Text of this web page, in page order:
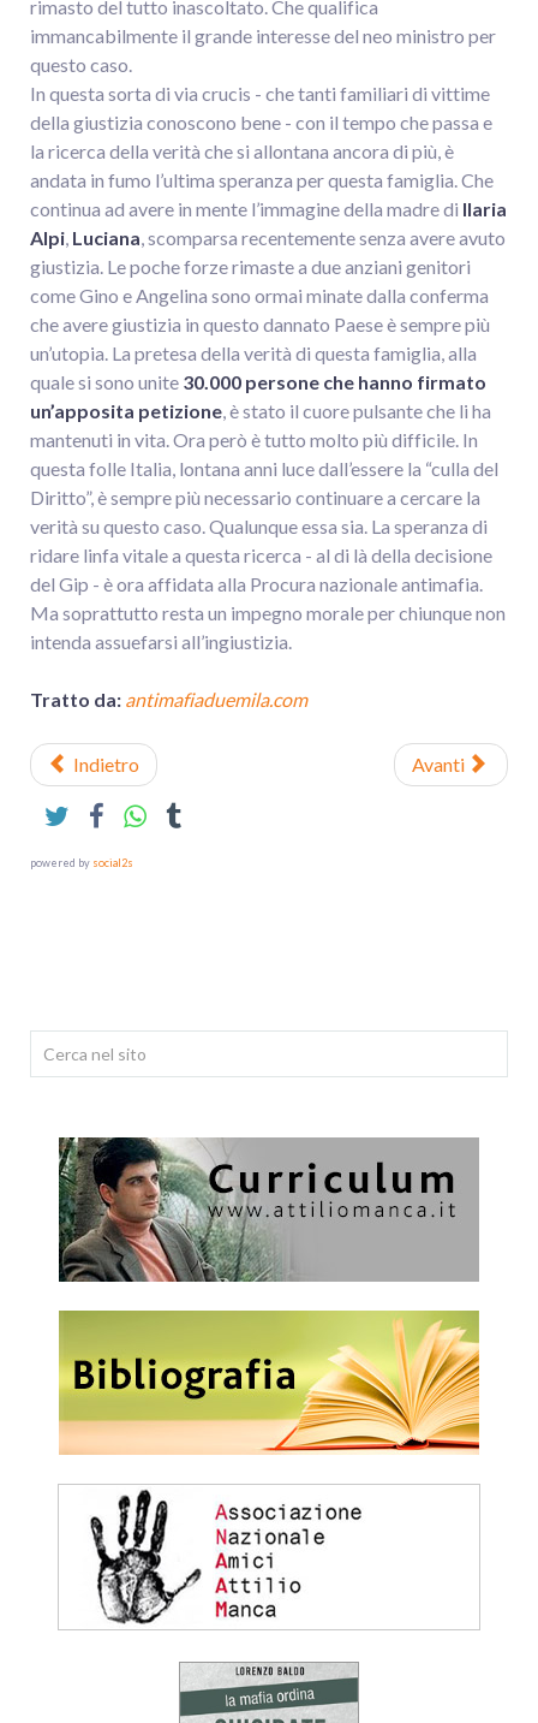
rimasto del tutto inascoltato. Che qualifica
immancabilmente il grande interesse del neo ministro per
questo caso.
In questa sorta di via crucis - che tanti familiari di vittime
della giustizia conoscono bene - con il tempo che passa e
la ricerca della verità che si allontana ancora di più, è
andata in fumo l’ultima speranza per questa famiglia. Che
continua ad avere in mente l’immagine della madre di Ilaria
Alpi, Luciana, scomparsa recentemente senza avere avuto
giustizia. Le poche forze rimaste a due anziani genitori
come Gino e Angelina sono ormai minate dalla conferma
che avere giustizia in questo dannato Paese è sempre più
un’utopia. La pretesa della verità di questa famiglia, alla
quale si sono unite 30.000 persone che hanno firmato
un’apposita petizione, è stato il cuore pulsante che li ha
mantenuti in vita. Ora però è tutto molto più difficile. In
questa folle Italia, lontana anni luce dall’essere la “culla del
Diritto”, è sempre più necessario continuare a cercare la
verità su questo caso. Qualunque essa sia. La speranza di
ridare linfa vitale a questa ricerca - al di là della decisione
del Gip - è ora affidata alla Procura nazionale antimafia.
Ma soprattutto resta un impegno morale per chiunque non
intenda assuefarsi all’ingiustizia.
Tratto da: antimafiaduemila.com
Indietro Avanti
powered by social2s
Cerca...